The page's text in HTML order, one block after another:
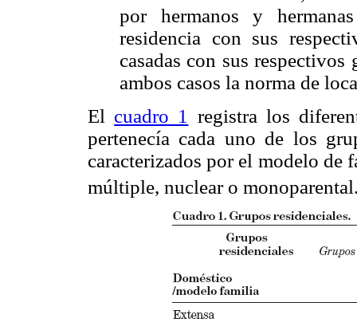
por hermanos y
residencia con sus
casadas con sus
ambos casos la norma de
El cuadro 1
registra los
pertenecía cada uno de los
caracterizados por el modelo de
múltiple, nuclear o